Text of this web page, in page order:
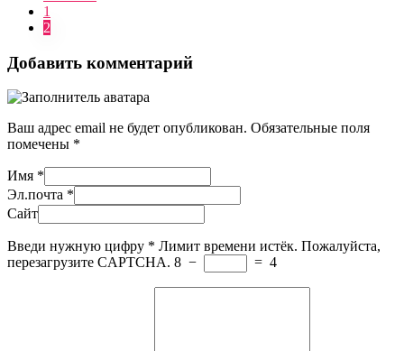
1
2
Добавить комментарий
Ваш адрес email не будет опубликован. Обязательные поля
помечены *
Имя *
Эл.почта *
Сайт
Введи нужную цифру * Лимит времени истёк. Пожалуйста,
перезагрузите CAPTCHA. 8 − = 4